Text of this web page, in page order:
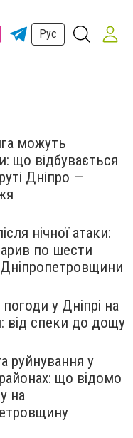
Рус
можуть
що відбувається
Дніпро —
нічної атаки:
по шести
у Дніпрі на
від спеки до дощу
руйнування у
що відомо
на